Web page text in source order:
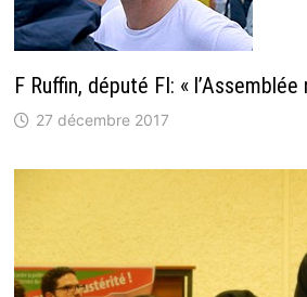
F Ruffin, député FI: « l’Assemblée
27 décembre 2017